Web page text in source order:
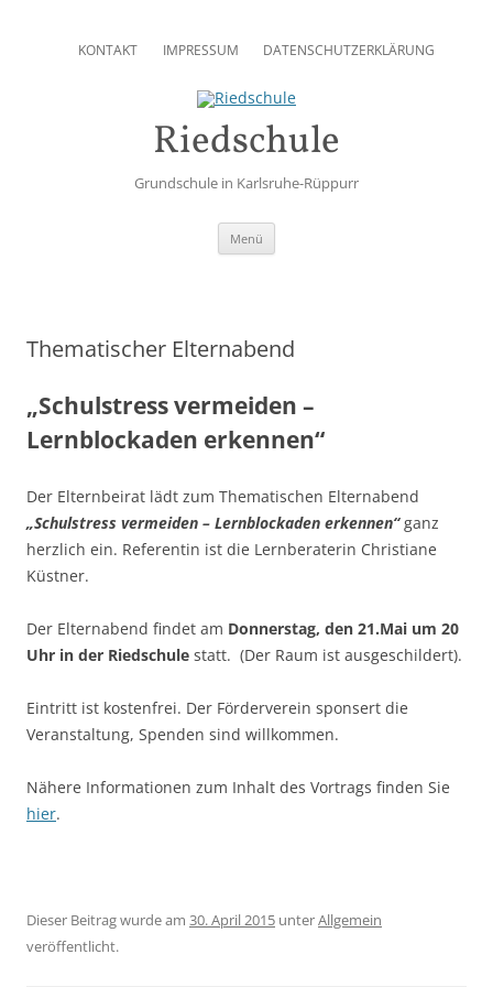
KONTAKT IMPRESSUM DATENSCHUTZERKLÄRUNG
Riedschule
Grundschule in Karlsruhe-Rüppurr
Menü
Thematischer Elternabend
„Schulstress vermeiden –
Lernblockaden erkennen“
Der Elternbeirat lädt zum Thematischen Elternabend
„Schulstress vermeiden – Lernblockaden erkennen“ ganz
herzlich ein. Referentin ist die Lernberaterin Christiane
Küstner.
Der Elternabend findet am Donnerstag, den 21.Mai um 20
Uhr in der Riedschule statt. (Der Raum ist ausgeschildert).
Eintritt ist kostenfrei. Der Förderverein sponsert die
Veranstaltung, Spenden sind willkommen.
Nähere Informationen zum Inhalt des Vortrags finden Sie
hier.
Dieser Beitrag wurde am 30. April 2015 unterAllgemein
veröffentlicht.